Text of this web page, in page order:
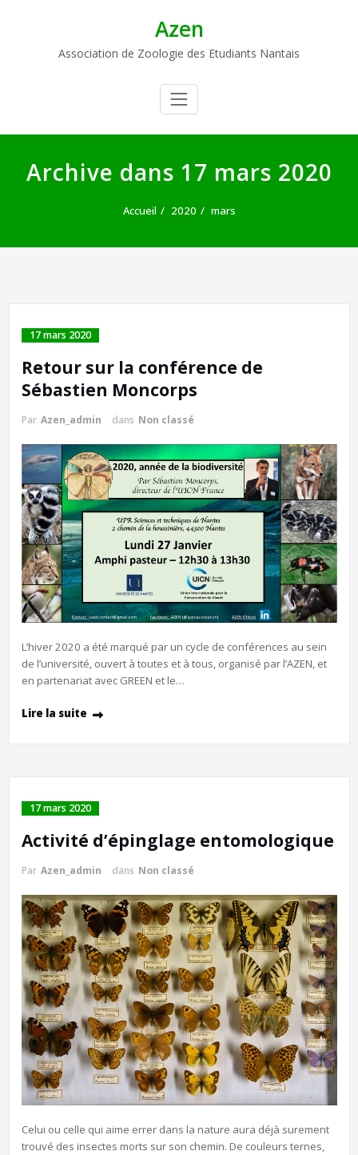
Azen
Association de Zoologie des Etudiants Nantais
Archive dans 17 mars 2020
Accueil 2020 mars
17 mars 2020
Retour sur la conférence de
Sébastien Moncorps
Par Azen_admin dans Non classé
L’hiver 2020 a été marqué par un cycle de conférences au sein
de l’université, ouvert à toutes et à tous, organisé par l’AZEN, et
en partenariat avec GREEN et le…
Lire la suite
17 mars 2020
Activité d’épinglage entomologique
Par Azen_admin dans Non classé
Celui ou celle qui aime errer dans la nature aura déjà surement
trouvé des insectes morts sur son chemin. De couleurs ternes,